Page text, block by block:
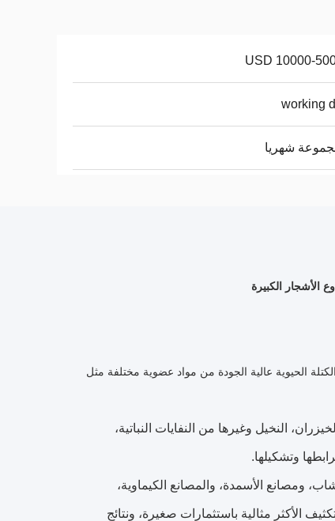
USD 10000-
الحيوية عالية الجودة من مواد عضوية مختلفة مثل
النخيل وغيرها من النفايات النباتية،
وتشكيلها.
ومصانع الأسمدة، والمصانع الكيماوية،
الأكثر مثالية باستثمارات صغيرة، ونتائج